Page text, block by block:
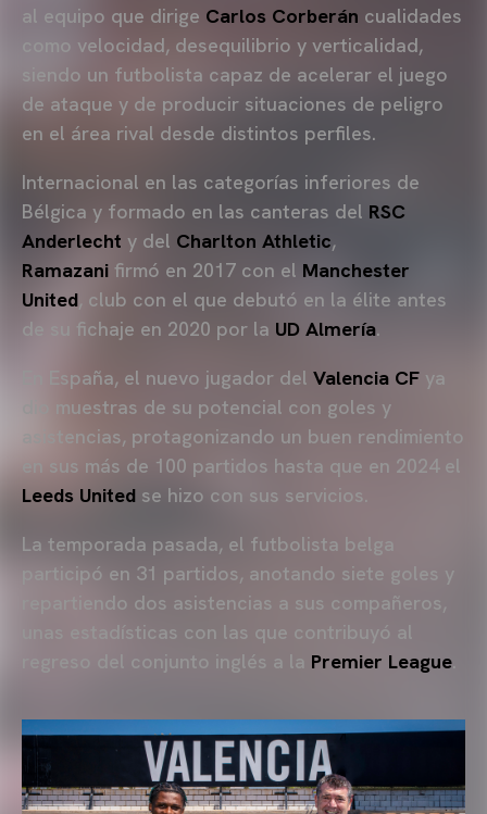
al equipo que dirige Carlos Corberán cualidades
como velocidad, desequilibrio y verticalidad,
siendo un futbolista capaz de acelerar el juego
de ataque y de producir situaciones de peligro
en el área rival desde distintos perfiles.
Internacional en las categorías inferiores de
Bélgica y formado en las canteras del RSC
Anderlecht y del Charlton Athletic,
Ramazani firmó en 2017 con el Manchester
United, club con el que debutó en la élite antes
de su fichaje en 2020 por la UD Almería.
En España, el nuevo jugador del Valencia CF ya
dio muestras de su potencial con goles y
asistencias, protagonizando un buen rendimiento
en sus más de 100 partidos hasta que en 2024 el
Leeds United se hizo con sus servicios.
La temporada pasada, el futbolista belga
participó en 31 partidos, anotando siete goles y
repartiendo dos asistencias a sus compañeros,
unas estadísticas con las que contribuyó al
regreso del conjunto inglés a la Premier League.